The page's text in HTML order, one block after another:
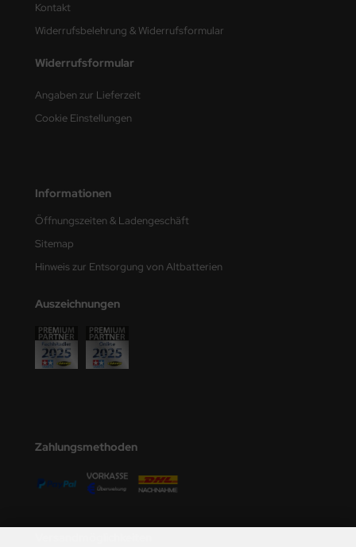
Kontakt
Widerrufsbelehrung & Widerrufsformular
Widerrufsformular
Angaben zur Lieferzeit
Cookie Einstellungen
Informationen
Öffnungszeiten & Ladengeschäft
Sitemap
Hinweis zur Entsorgung von Altbatterien
Auszeichnungen
Zahlungsmethoden